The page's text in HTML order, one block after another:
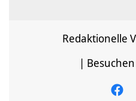
Redaktionelle
|